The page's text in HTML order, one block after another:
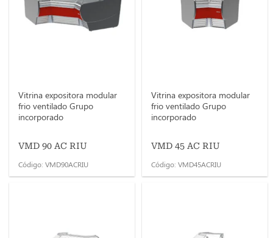
Vitrina expositora modular
frio ventilado Grupo
incorporado
VMD 90 AC RIU
Código: VMD90ACRIU
Vitrina expositora modular
frio ventilado Grupo
incorporado
VMD 45 AC RIU
Código: VMD45ACRIU